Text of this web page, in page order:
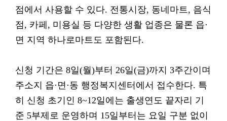
점에서 사용할 수 있다. 전통시장, 동네마트, 음식
점, 카페, 미용실 등 다양한 생활 업종은 물론 읍·
면 지역 하나로마트도 포함된다.
신청 기간은 8일(월)부터 26일(금)까지 3주간이며
주소지 읍·면·동 행정복지센터에서 접수한다. 특
히 신청 초기인 8~12일에는 출생연도 끝자리 기
준 5부제로 운영하며 15일부터는 요일 구분 없이